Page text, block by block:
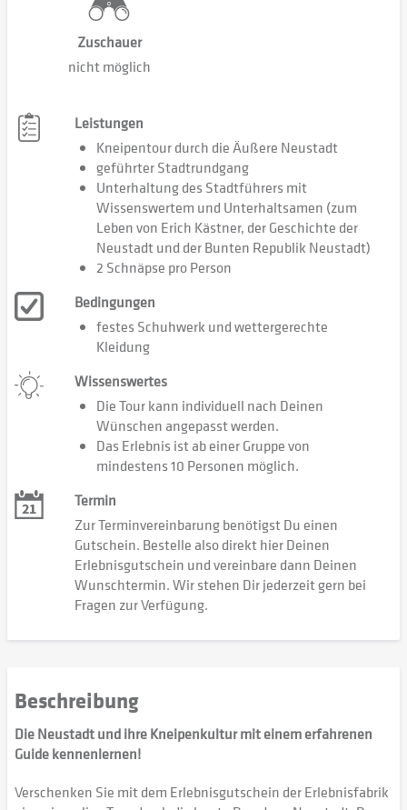
Zuschauer
nicht möglich
Leistungen
Kneipentour durch die Äußere Neustadt
geführter Stadtrundgang
Unterhaltung des Stadtführers mit
Wissenswertem und Unterhaltsamen (zum
Leben von Erich Kästner, der Geschichte der
Neustadt und der Bunten Republik Neustadt)
2 Schnäpse pro Person
Bedingungen
festes Schuhwerk und wettergerechte
Kleidung
Wissenswertes
Die Tour kann individuell nach Deinen
Wünschen angepasst werden.
Das Erlebnis ist ab einer Gruppe von
mindestens 10 Personen möglich.
Termin
Zur Terminvereinbarung benötigst Du einen
Gutschein. Bestelle also direkt hier Deinen
Erlebnisgutschein und vereinbare dann Deinen
Wunschtermin. Wir stehen Dir jederzeit gern bei
Fragen zur Verfügung.
Beschreibung
Die Neustadt und ihre Kneipenkultur mit einem erfahrenen
Guide kennenlernen!
Verschenken Sie mit dem Erlebnisgutschein der Erlebnisfabrik